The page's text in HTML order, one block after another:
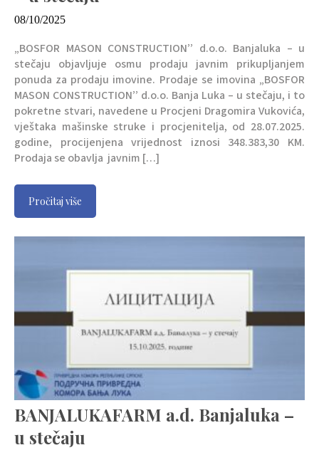
08/10/2025
„BOSFOR MASON CONSTRUCTION’’ d.o.o. Banjaluka – u
stečaju objavljuje osmu prodaju javnim prikupljanjem
ponuda za prodaju imovine. Prodaje se imovina „BOSFOR
MASON CONSTRUCTION’’ d.o.o. Banja Luka – u stečaju, i to
pokretne stvari, navedene u Procjeni Dragomira Vukovića,
vještaka mašinske struke i procjenitelja, od 28.07.2025.
godine, procijenjena vrijednost iznosi 348.383,30 KM.
Prodaja se obavlja javnim […]
Pročitaj više
BANJALUKAFARM a.d. Banjaluka –
u stečaju